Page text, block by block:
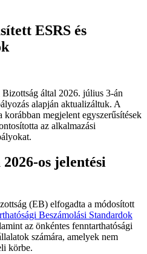
ESRS és
által 2026. július 3-án
alapján aktualizáltuk. A
korábban megjelent egyszerűsítések
az alkalmazási
os jelentési
(EB) elfogadta a módosított
Beszámolási Standardok
az önkéntes fenntarthatósági
számára, amelyek nem
körbe.